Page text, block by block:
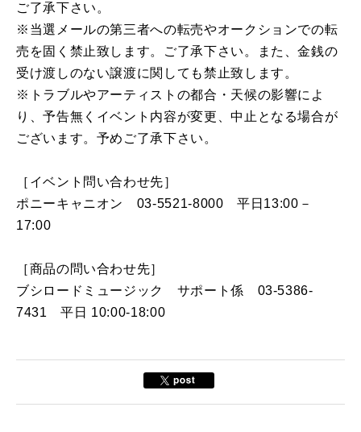
ご了承下さい。
※当選メールの第三者への転売やオークションでの転
売を固く禁止致します。ご了承下さい。また、金銭の
受け渡しのない譲渡に関しても禁止致します。
※トラブルやアーティストの都合・天候の影響によ
り、予告無くイベント内容が変更、中止となる場合が
ございます。予めご了承下さい。
［イベント問い合わせ先］
ポニーキャニオン 03-5521-8000 平日13:00－
17:00
［商品の問い合わせ先］
ブシロードミュージック サポート係 03-5386-
7431 平日 10:00-18:00